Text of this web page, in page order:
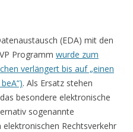
(EDA) mit den
Programm wurde zum
verlängert bis auf „einen
. Als Ersatz stehen
besondere elektronische
sogenannte
elektronischen Rechtsverkehr